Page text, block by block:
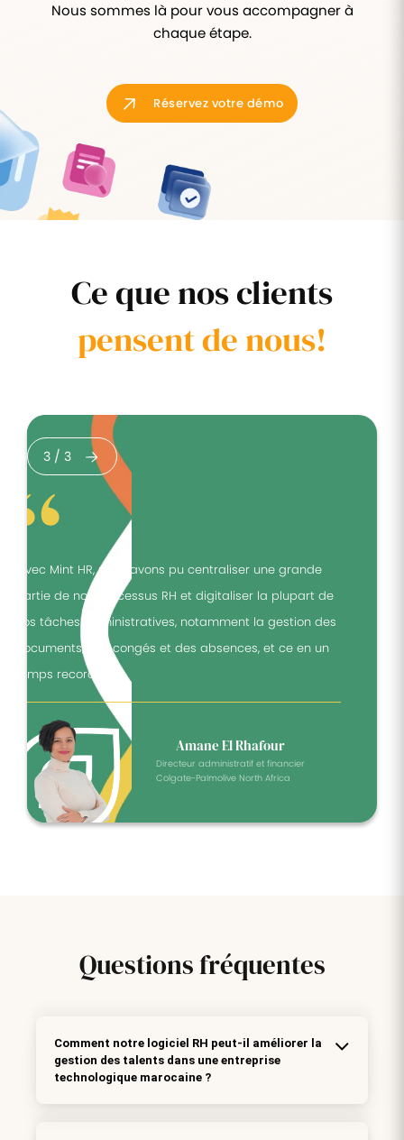
Nous sommes là pour vous accompagner à
chaque étape.
Réservez votre démo
Ce que nos clients
pensent de nous!
3 /3
"Avec Mint HR, nous avons pu centraliser une grande
partie de nos processus RH et digitaliser la plupart de
nos tâches administratives, notamment la gestion des
documents, des congés et des absences, et ce en un
temps record."
Amane El Rhafour
Directeur administratif et financier
Colgate-Palmolive North Africa
Questionsfréquentes
Comment notre logiciel RH peut-il améliorer la
gestion des talents dans une entreprise
technologique marocaine ?